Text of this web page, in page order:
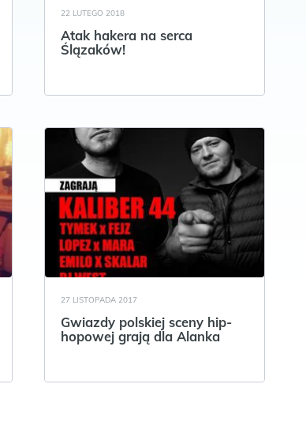
22 LUTEGO 2018
Atak hakera na serca
Ślązaków!
27 LISTOPADA 2017
Gwiazdy polskiej sceny hip-
hopowej grają dla Alanka